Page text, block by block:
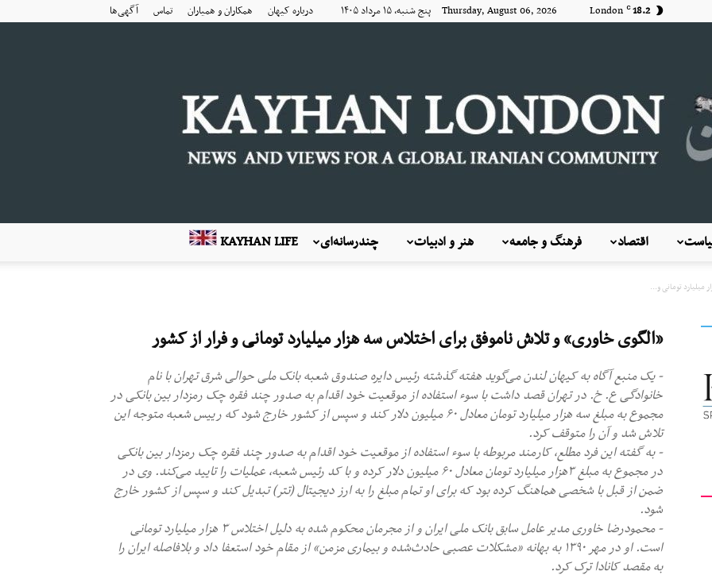
18.2
C
London Thursday, August 06, 2026 پنج شنبه, ۱۵ مرداد ۱۴۰۵ درباره کیهان همکاران و همیاران تماس آگهی‌ها
کیهان
لندن
KAYHAN LIFE چندرسانه‌ای هنر و ادبیات فرهنگ و جامعه اقتصاد
میلیارد تومانی و...
«الگوی خاوری» و تلاش ناموفق برای اختلاس سه هزار میلیارد تومانی و فرار از کشور
- یک منبع آگاه به کیهان لندن می‌گوید هفته گذشته رئیس دایره صندوق شعبه بانک ملی حوالی شرق تهران با نام
خانوادگی ع. خ. در تهران قصد داشت با سوء استفاده از موقعیت خود اقدام به صدور چند فقره چک رمزدار بین بانکی در
مجموع به مبلغ سه هزار میلیارد تومان معادل ۶۰ میلیون دلار کند و سپس از کشور خارج شود که رییس شعبه متوجه این
تلاش شد و آن را متوقف کرد.
- به گفته این فرد مطلع، کارمند مربوطه با سوء استفاده از موقعیت خود اقدام به صدور چند فقره چک‌ رمزدار بین بانکی
در مجموع به مبلغ ۳هزار میلیارد تومان معادل ۶۰ میلیون دلار کرده و با کد رئیس شعبه، عملیات را تایید می‌کند. وی در
ضمن از قبل با شخصی هماهنگ کرده بود که برای او تمام مبلغ را به ارز دیجیتال (تتر) تبدیل کند و سپس از کشور خارج
شود.
- محمودرضا خاوری مدیر عامل سابق بانک ملی ایران و از مجرمان محکوم شده به دلیل اختلاس ۳ هزار میلیارد تومانی
است. او در مهر ۱۳۹۰ به بهانه «مشکلات عصبی حادث‌شده و بیماری مزمن» از مقام خود استعفا داد و بلافاصله ایران را
به مقصد کانادا ترک کرد.